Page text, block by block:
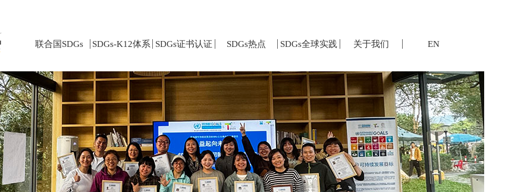
联合国SDGs SDGs-K12体系 SDGs证书认证 SDGs热点 SDGs全球实践 关于我们 EN